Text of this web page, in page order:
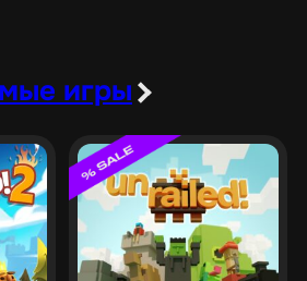
игры